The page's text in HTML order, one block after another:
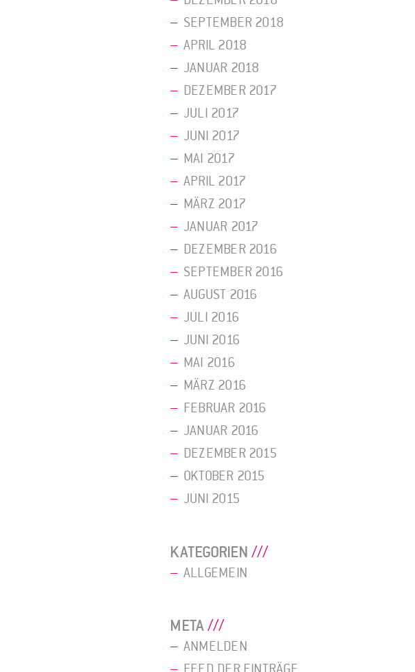
SEPTEMBER 2018
APRIL 2018
JANUAR 2018
DEZEMBER 2017
JULI 2017
JUNI 2017
MAI 2017
APRIL 2017
MÄRZ 2017
JANUAR 2017
DEZEMBER 2016
SEPTEMBER 2016
AUGUST 2016
JULI 2016
JUNI 2016
MAI 2016
MÄRZ 2016
FEBRUAR 2016
JANUAR 2016
DEZEMBER 2015
OKTOBER 2015
JUNI 2015
KATEGORIEN
ALLGEMEIN
META
ANMELDEN